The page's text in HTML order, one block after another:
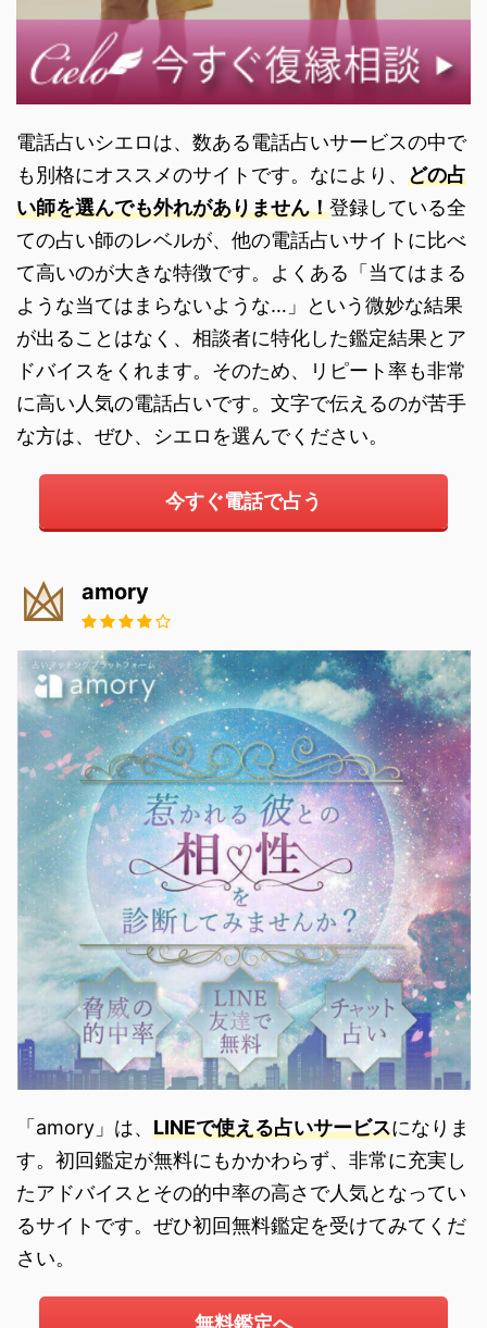
電話占いシエロは、数ある電話占いサービスの中で
も別格にオススメのサイトです。なにより、 どの占
い師を選んでも外れがありません！登録している全
ての占い師のレベルが、他の電話占いサイトに比べ
て高いのが大きな特徴です。よくある「当てはまる
ような当てはまらないような…」という微妙な結果
が出ることはなく、相談者に特化した鑑定結果とア
ドバイスをくれます。そのため、リピート率も非常
に高い人気の電話占いです。文字で伝えるのが苦手
な方は、ぜひ、シエロを選んでください。
今すぐ電話で占う
amory
「amory」は、 LINEで使える占いサービスになりま
す。初回鑑定が無料にもかかわらず、非常に充実し
たアドバイスとその的中率の高さで人気となってい
るサイトです。ぜひ初回無料鑑定を受けてみてくだ
さい。
無料鑑定へ